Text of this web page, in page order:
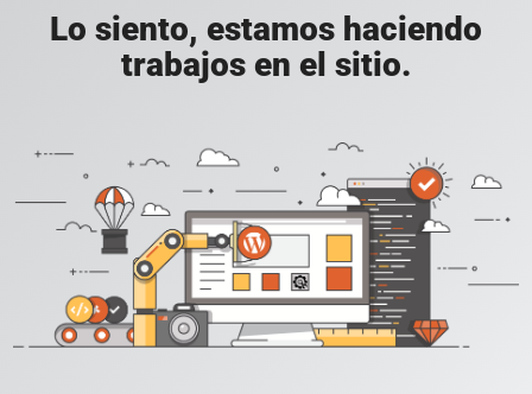
Lo siento, estamos haciendo
trabajos en el sitio.